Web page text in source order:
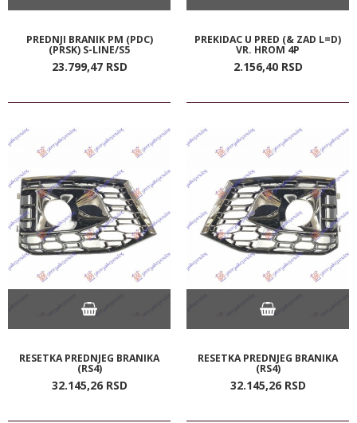
PREDNJI BRANIK PM (PDC)
(PRSK) S-LINE/S5
23.799,47 RSD
PREKIDAC U PRED (& ZAD L=D)
VR. HROM 4P
2.156,40 RSD
RESETKA PREDNJEG BRANIKA
(RS4)
32.145,26 RSD
RESETKA PREDNJEG BRANIKA
(RS4)
32.145,26 RSD